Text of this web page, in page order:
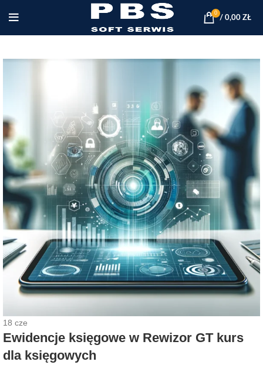
0
/ 0,00 ZŁ
18 cze
Ewidencje księgowe w Rewizor GT kurs
dla księgowych